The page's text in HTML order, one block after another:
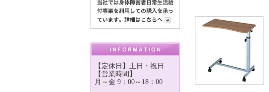
【定休日】土日・祝日
【営業時間】
月～金 9：00～18：00